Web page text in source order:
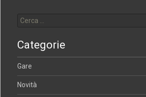
Categorie
Gare
Novità